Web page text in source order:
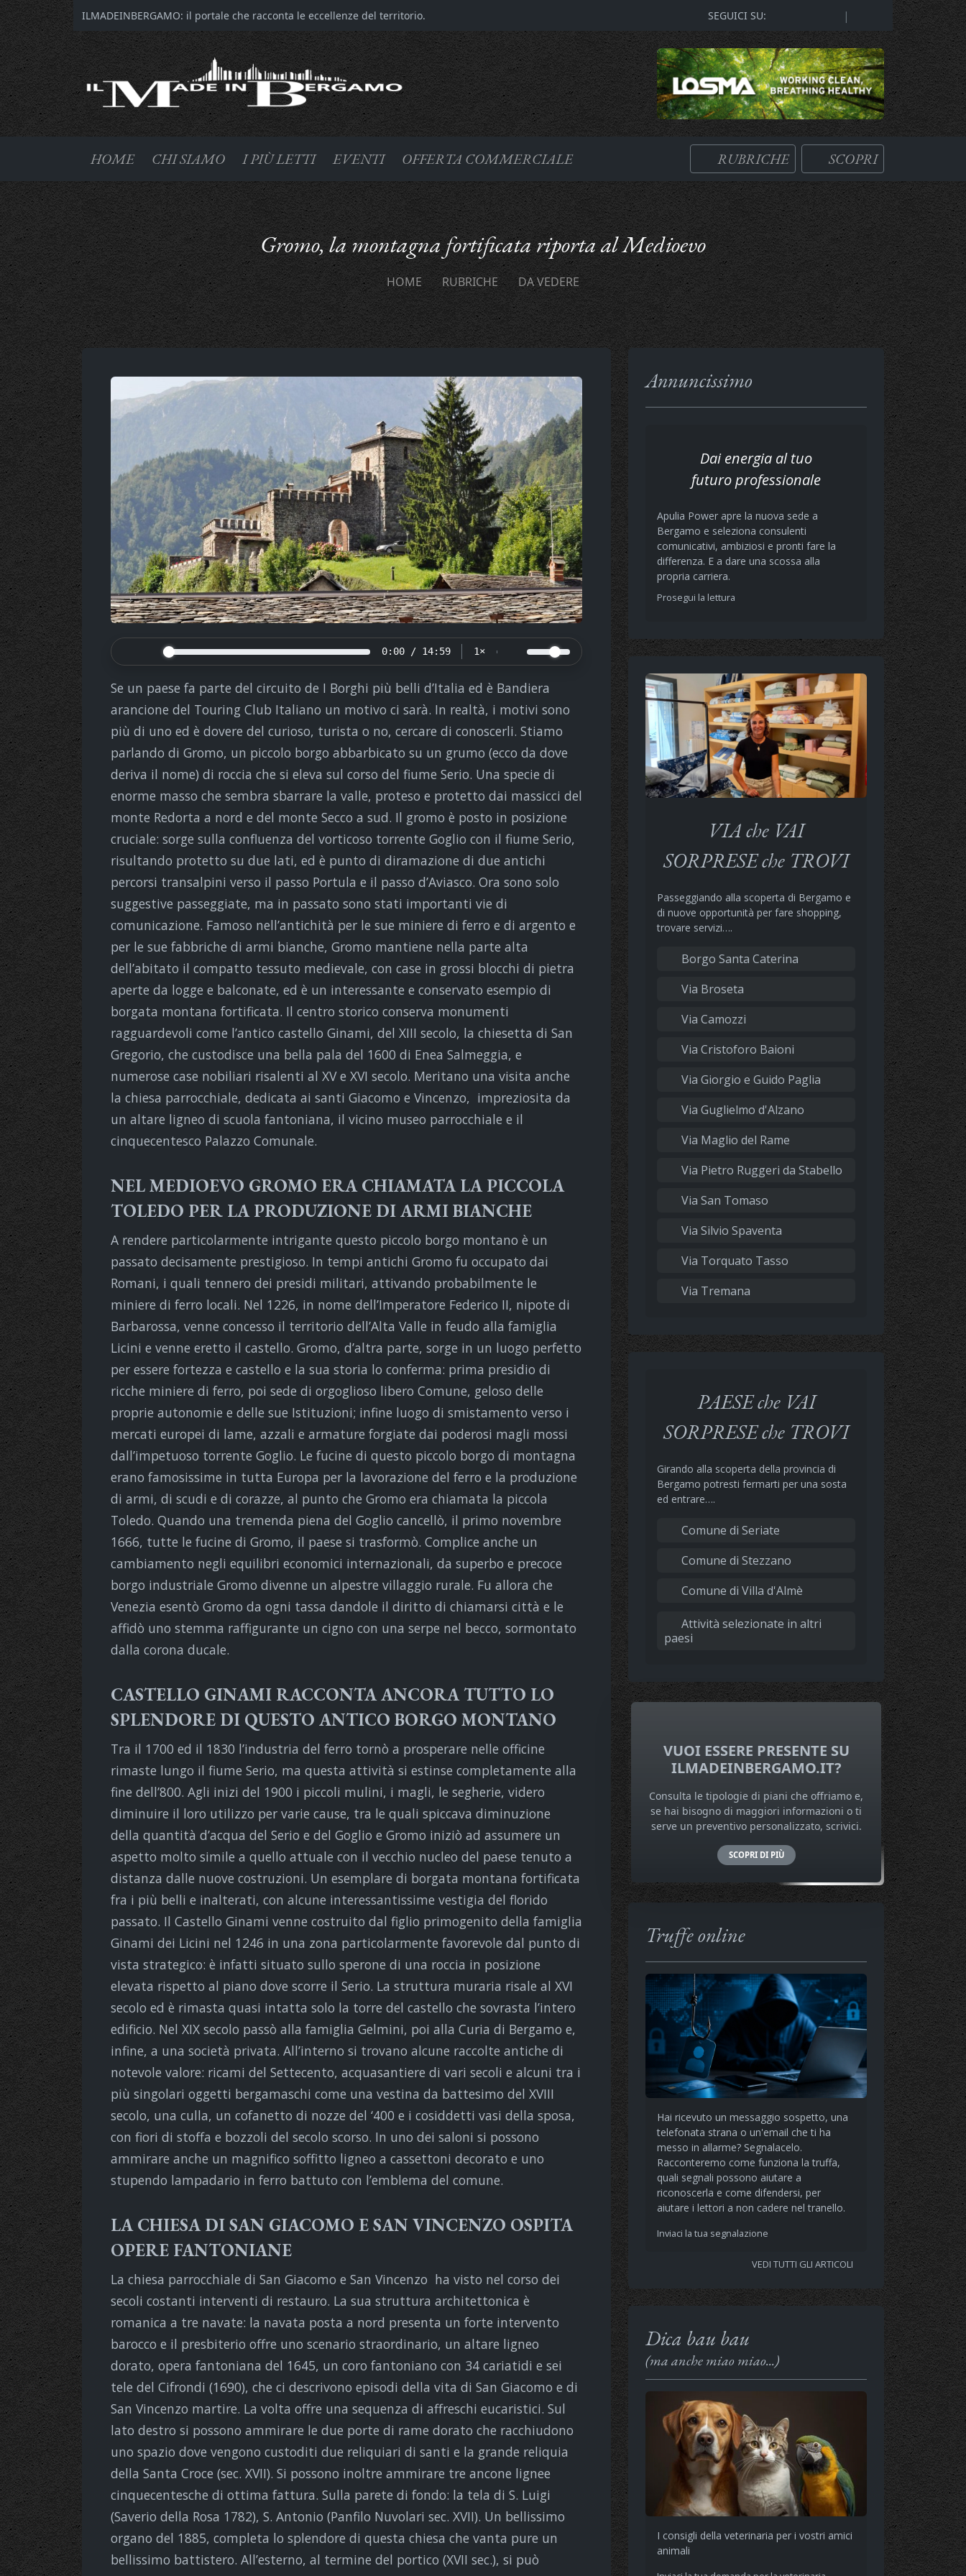
ILMADEINBERGAMO: il portale che racconta le eccellenze del territorio. SEGUICI SU: |
HOME CHI SIAMO I PIÙ LETTI EVENTI OFFERTA COMMERCIALE RUBRICHE SCOPRI
Gromo, la montagna fortificata riporta al Medioevo
HOME RUBRICHE DA VEDERE
0:00 / 14:59 1×
Se un paese fa parte del circuito de I Borghi più belli d’Italia ed è Bandiera
arancione del Touring Club Italiano un motivo ci sarà. In realtà, i motivi sono
più di uno ed è dovere del curioso, turista o no, cercare di conoscerli. Stiamo
parlando di Gromo, un piccolo borgo abbarbicato su un grumo (ecco da dove
deriva il nome) di roccia che si eleva sul corso del fiume Serio. Una specie di
enorme masso che sembra sbarrare la valle, proteso e protetto dai massicci del
monte Redorta a nord e del monte Secco a sud. Il gromo è posto in posizione
cruciale: sorge sulla confluenza del vorticoso torrente Goglio con il fiume Serio,
risultando protetto su due lati, ed è punto di diramazione di due antichi
percorsi transalpini verso il passo Portula e il passo d’Aviasco. Ora sono solo
suggestive passeggiate, ma in passato sono stati importanti vie di
comunicazione. Famoso nell’antichità per le sue miniere di ferro e di argento e
per le sue fabbriche di armi bianche, Gromo mantiene nella parte alta
dell’abitato il compatto tessuto medievale, con case in grossi blocchi di pietra
aperte da logge e balconate, ed è un interessante e conservato esempio di
borgata montana fortificata. Il centro storico conserva monumenti
ragguardevoli come l’antico castello Ginami, del XIII secolo, la chiesetta di San
Gregorio, che custodisce una bella pala del 1600 di Enea Salmeggia, e
numerose case nobiliari risalenti al XV e XVI secolo. Meritano una visita anche
la chiesa parrocchiale, dedicata ai santi Giacomo e Vincenzo, impreziosita da
un altare ligneo di scuola fantoniana, il vicino museo parrocchiale e il
cinquecentesco Palazzo Comunale.
NEL MEDIOEVO GROMO ERA CHIAMATA LA PICCOLA
TOLEDO PER LA PRODUZIONE DI ARMI BIANCHE
A rendere particolarmente intrigante questo piccolo borgo montano è un
passato decisamente prestigioso. In tempi antichi Gromo fu occupato dai
Romani, i quali tennero dei presidi militari, attivando probabilmente le
miniere di ferro locali. Nel 1226, in nome dell’Imperatore Federico II, nipote di
Barbarossa, venne concesso il territorio dell’Alta Valle in feudo alla famiglia
Licini e venne eretto il castello. Gromo, d’altra parte, sorge in un luogo perfetto
per essere fortezza e castello e la sua storia lo conferma: prima presidio di
ricche miniere di ferro, poi sede di orgoglioso libero Comune, geloso delle
proprie autonomie e delle sue Istituzioni; infine luogo di smistamento verso i
mercati europei di lame, azzali e armature forgiate dai poderosi magli mossi
dall’impetuoso torrente Goglio. Le fucine di questo piccolo borgo di montagna
erano famosissime in tutta Europa per la lavorazione del ferro e la produzione
di armi, di scudi e di corazze, al punto che Gromo era chiamata la piccola
Toledo. Quando una tremenda piena del Goglio cancellò, il primo novembre
1666, tutte le fucine di Gromo, il paese si trasformò. Complice anche un
cambiamento negli equilibri economici internazionali, da superbo e precoce
borgo industriale Gromo divenne un alpestre villaggio rurale. Fu allora che
Venezia esentò Gromo da ogni tassa dandole il diritto di chiamarsi città e le
affidò uno stemma raffigurante un cigno con una serpe nel becco, sormontato
dalla corona ducale.
CASTELLO GINAMI RACCONTA ANCORA TUTTO LO
SPLENDORE DI QUESTO ANTICO BORGO MONTANO
Tra il 1700 ed il 1830 l’industria del ferro tornò a prosperare nelle officine
rimaste lungo il fiume Serio, ma questa attività si estinse completamente alla
fine dell’800. Agli inizi del 1900 i piccoli mulini, i magli, le segherie, videro
diminuire il loro utilizzo per varie cause, tra le quali spiccava diminuzione
della quantità d’acqua del Serio e del Goglio e Gromo iniziò ad assumere un
aspetto molto simile a quello attuale con il vecchio nucleo del paese tenuto a
distanza dalle nuove costruzioni. Un esemplare di borgata montana fortificata
fra i più belli e inalterati, con alcune interessantissime vestigia del florido
passato. Il Castello Ginami venne costruito dal figlio primogenito della famiglia
Ginami dei Licini nel 1246 in una zona particolarmente favorevole dal punto di
vista strategico: è infatti situato sullo sperone di una roccia in posizione
elevata rispetto al piano dove scorre il Serio. La struttura muraria risale al XVI
secolo ed è rimasta quasi intatta solo la torre del castello che sovrasta l’intero
edificio. Nel XIX secolo passò alla famiglia Gelmini, poi alla Curia di Bergamo e,
infine, a una società privata. All’interno si trovano alcune raccolte antiche di
notevole valore: ricami del Settecento, acquasantiere di vari secoli e alcuni tra i
più singolari oggetti bergamaschi come una vestina da battesimo del XVIII
secolo, una culla, un cofanetto di nozze del ‘400 e i cosiddetti vasi della sposa,
con fiori di stoffa e bozzoli del secolo scorso. In uno dei saloni si possono
ammirare anche un magnifico soffitto ligneo a cassettoni decorato e uno
stupendo lampadario in ferro battuto con l’emblema del comune.
LA CHIESA DI SAN GIACOMO E SAN VINCENZO OSPITA
OPERE FANTONIANE
La chiesa parrocchiale di San Giacomo e San Vincenzo ha visto nel corso dei
secoli costanti interventi di restauro. La sua struttura architettonica è
romanica a tre navate: la navata posta a nord presenta un forte intervento
barocco e il presbiterio offre uno scenario straordinario, un altare ligneo
dorato, opera fantoniana del 1645, un coro fantoniano con 34 cariatidi e sei
tele del Cifrondi (1690), che ci descrivono episodi della vita di San Giacomo e di
San Vincenzo martire. La volta offre una sequenza di affreschi eucaristici. Sul
lato destro si possono ammirare le due porte di rame dorato che racchiudono
uno spazio dove vengono custoditi due reliquiari di santi e la grande reliquia
della Santa Croce (sec. XVII). Si possono inoltre ammirare tre ancone lignee
cinquecentesche di ottima fattura. Sulla parete di fondo: la tela di S. Luigi
(Saverio della Rosa 1782), S. Antonio (Panfilo Nuvolari sec. XVII). Un bellissimo
organo del 1885, completa lo splendore di questa chiesa che vanta pure un
bellissimo battistero. All’esterno, al termine del portico (XVII sec.), si può
Annuncissimo
Dai energia al tuo
futuro professionale
Apulia Power apre la nuova sede a
Bergamo e seleziona consulenti
comunicativi, ambiziosi e pronti fare la
differenza. E a dare una scossa alla
propria carriera.
Prosegui la lettura
VIA che VAI
SORPRESE che TROVI
Passeggiando alla scoperta di Bergamo e
di nuove opportunità per fare shopping,
trovare servizi….
Borgo Santa Caterina
Via Broseta
Via Camozzi
Via Cristoforo Baioni
Via Giorgio e Guido Paglia
Via Guglielmo d'Alzano
Via Maglio del Rame
Via Pietro Ruggeri da Stabello
Via San Tomaso
Via Silvio Spaventa
Via Torquato Tasso
Via Tremana
PAESE che VAI
SORPRESE che TROVI
Girando alla scoperta della provincia di
Bergamo potresti fermarti per una sosta
ed entrare….
Comune di Seriate
Comune di Stezzano
Comune di Villa d'Almè
Attività selezionate in altri
paesi
VUOI ESSERE PRESENTE SU
ILMADEINBERGAMO.IT?
Consulta le tipologie di piani che offriamo e,
se hai bisogno di maggiori informazioni o ti
serve un preventivo personalizzato, scrivici.
SCOPRI DI PIÙ
Truffe online
Hai ricevuto un messaggio sospetto, una
telefonata strana o un'email che ti ha
messo in allarme? Segnalacelo.
Racconteremo come funziona la truffa,
quali segnali possono aiutare a
riconoscerla e come difendersi, per
aiutare i lettori a non cadere nel tranello.
Inviaci la tua segnalazione
VEDI TUTTI GLI ARTICOLI
Dica bau bau
(ma anche miao miao...)
I consigli della veterinaria per i vostri amici
animali